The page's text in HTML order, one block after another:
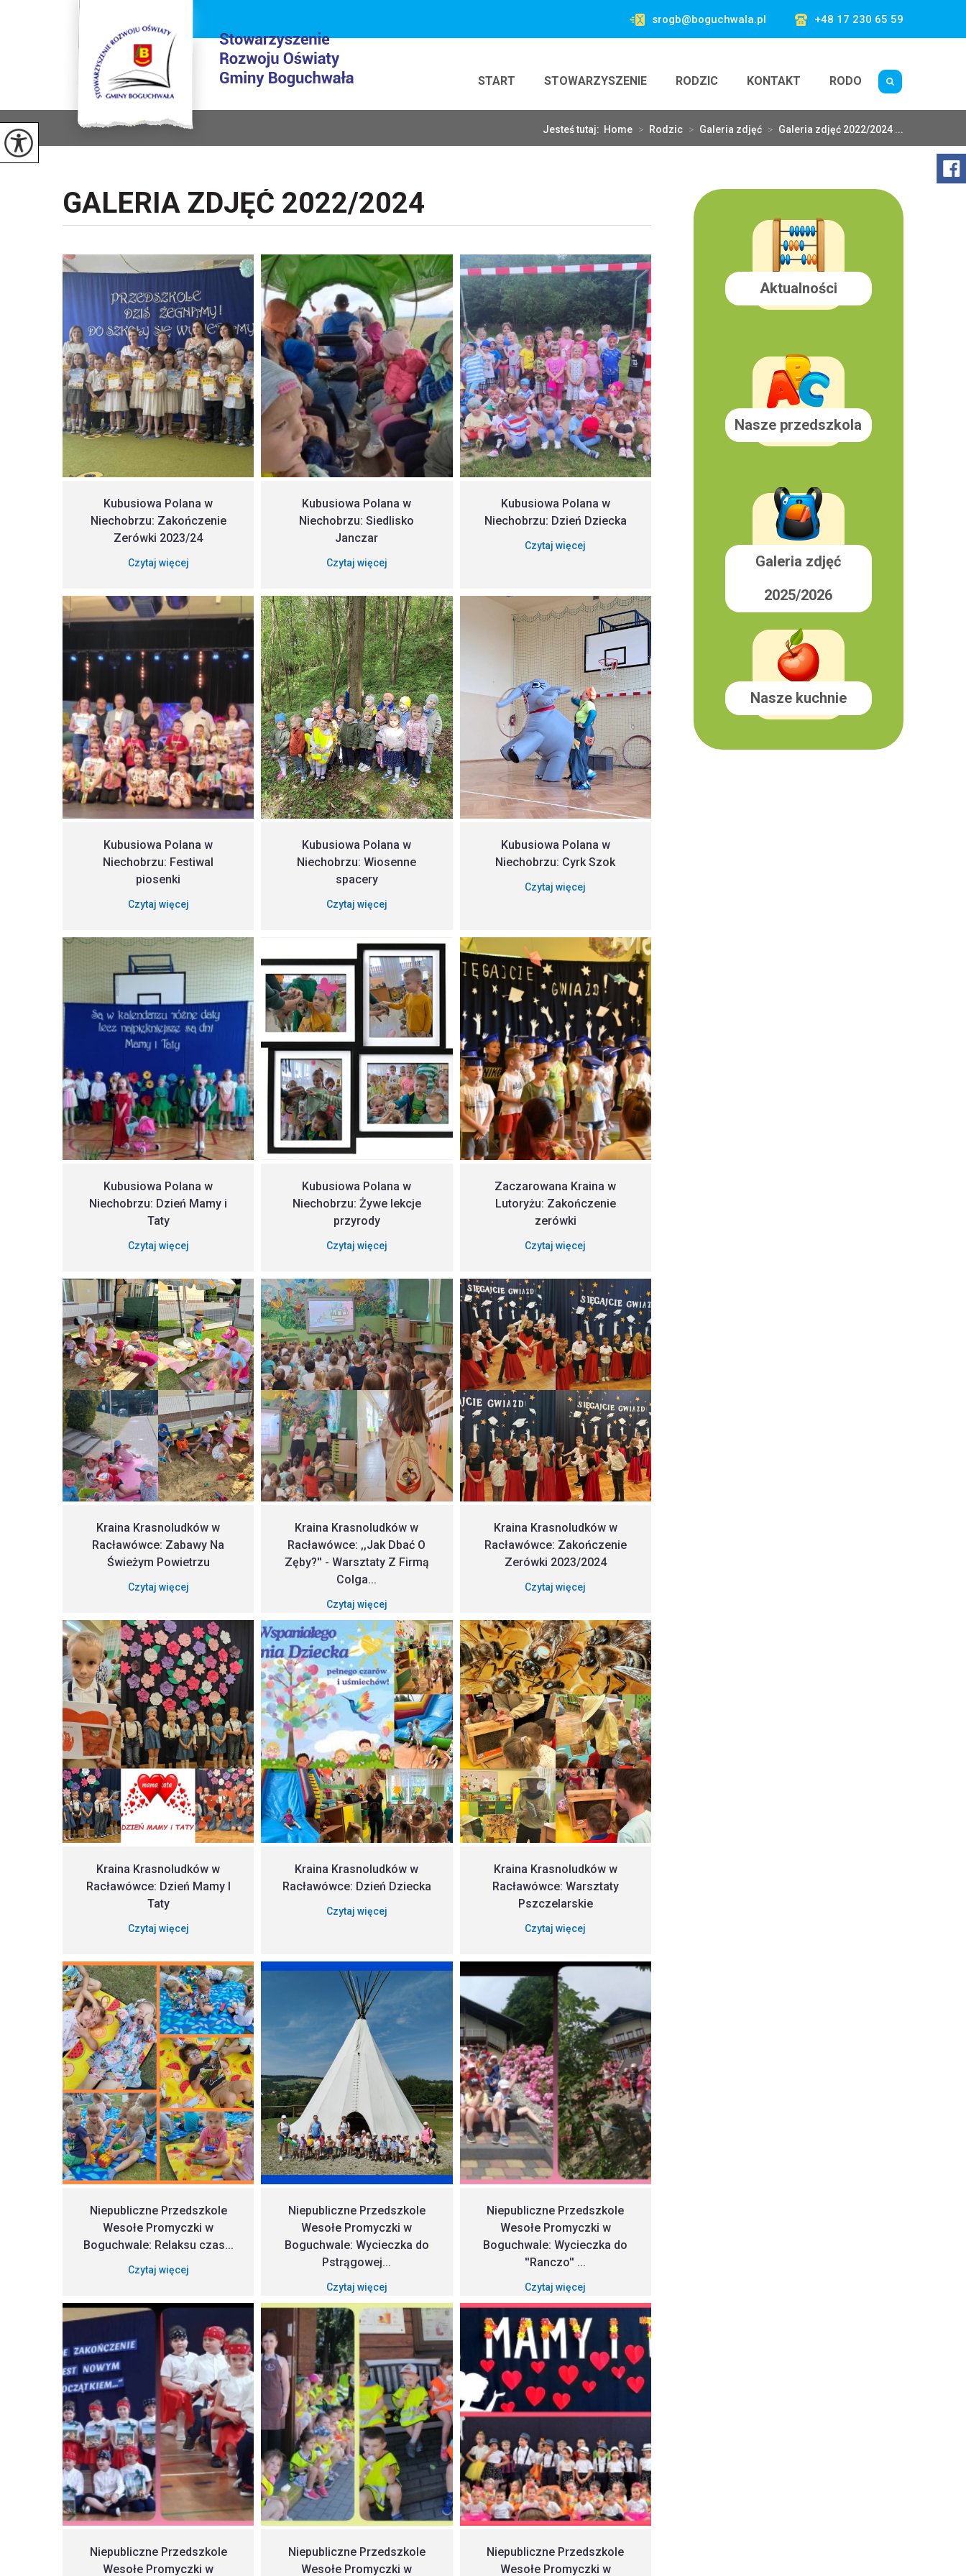
srogb@boguchwala.pl +48 17 230 65 59
START STOWARZYSZENIE RODZIC KONTAKT RODO
Jesteś tutaj: Home > Rodzic > Galeria zdjęć > Galeria zdjęć 2022/2024 ...
GALERIA ZDJĘĆ 2022/2024
Kubusiowa Polana w
Niechobrzu: Zakończenie
Zerówki 2023/24
Czytaj więcej
Kubusiowa Polana w
Niechobrzu: Siedlisko
Janczar
Czytaj więcej
Kubusiowa Polana w
Niechobrzu: Dzień Dziecka
Czytaj więcej
Kubusiowa Polana w
Niechobrzu: Festiwal
piosenki
Czytaj więcej
Kubusiowa Polana w
Niechobrzu: Wiosenne
spacery
Czytaj więcej
Kubusiowa Polana w
Niechobrzu: Cyrk Szok
Czytaj więcej
Kubusiowa Polana w
Niechobrzu: Dzień Mamy i
Taty
Czytaj więcej
Kubusiowa Polana w
Niechobrzu: Żywe lekcje
przyrody
Czytaj więcej
Zaczarowana Kraina w
Lutoryżu: Zakończenie
zerówki
Czytaj więcej
Kraina Krasnoludków w
Racławówce: Zabawy Na
Świeżym Powietrzu
Czytaj więcej
Kraina Krasnoludków w
Racławówce: ,,Jak Dbać O
Zęby?'' - Warsztaty Z Firmą
Colga...
Czytaj więcej
Kraina Krasnoludków w
Racławówce: Zakończenie
Zerówki 2023/2024
Czytaj więcej
Kraina Krasnoludków w
Racławówce: Dzień Mamy I
Taty
Czytaj więcej
Kraina Krasnoludków w
Racławówce: Dzień Dziecka
Czytaj więcej
Kraina Krasnoludków w
Racławówce: Warsztaty
Pszczelarskie
Czytaj więcej
Niepubliczne Przedszkole
Wesołe Promyczki w
Boguchwale: Relaksu czas...
Czytaj więcej
Niepubliczne Przedszkole
Wesołe Promyczki w
Boguchwale: Wycieczka do
Pstrągowej...
Czytaj więcej
Niepubliczne Przedszkole
Wesołe Promyczki w
Boguchwale: Wycieczka do
''Ranczo'' ...
Czytaj więcej
Niepubliczne Przedszkole
Wesołe Promyczki w
Niepubliczne Przedszkole
Wesołe Promyczki w
Niepubliczne Przedszkole
Wesołe Promyczki w
Aktualności
Nasze przedszkola
Galeria zdjęć
2025/2026
Nasze kuchnie